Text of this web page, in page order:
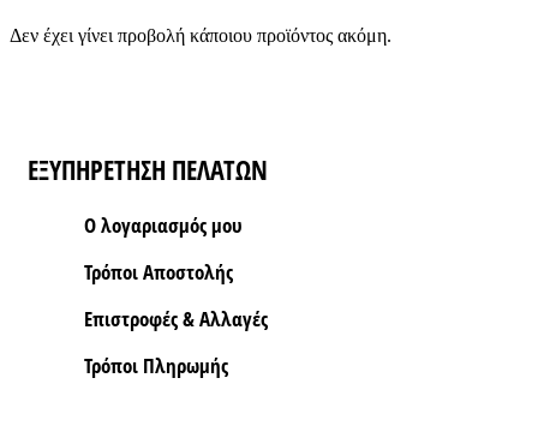
Δεν έχει γίνει προβολή κάποιου προϊόντος ακόμη.
ΕΞΥΠΗΡΕΤΗΣΗ ΠΕΛΑΤΩΝ
Ο λογαριασμός μου
Τρόποι Aποστολής
Επιστροφές & Αλλαγές
Τρόποι Πληρωμής